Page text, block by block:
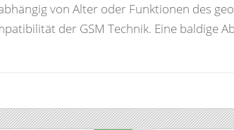
von Alter oder Funktionen des
der GSM Technik. Eine baldige